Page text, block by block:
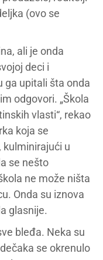
(ovo se
ali je onda
deci i
ga upitali šta onda
odgovori. „Škola
vlasti“, rekao
koja se
kulminirajući u
se nešto
ne može ništa
Onda su iznova
glasnije.
bleđa. Neka su
se okrenulo